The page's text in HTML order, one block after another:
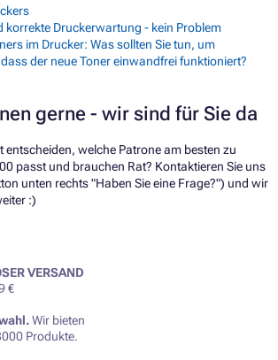
korrekte Druckerwartung - kein Problem
im Drucker: Was sollten Sie tun, um
der neue Toner einwandfrei funktioniert?
gerne - wir sind für Sie da
entscheiden, welche Patrone am besten zu
passt und brauchen Rat? Kontaktieren Sie uns
unten rechts "Haben Sie eine Frage?") und wir
:)
VERSAND
€
Wir bieten
Produkte.